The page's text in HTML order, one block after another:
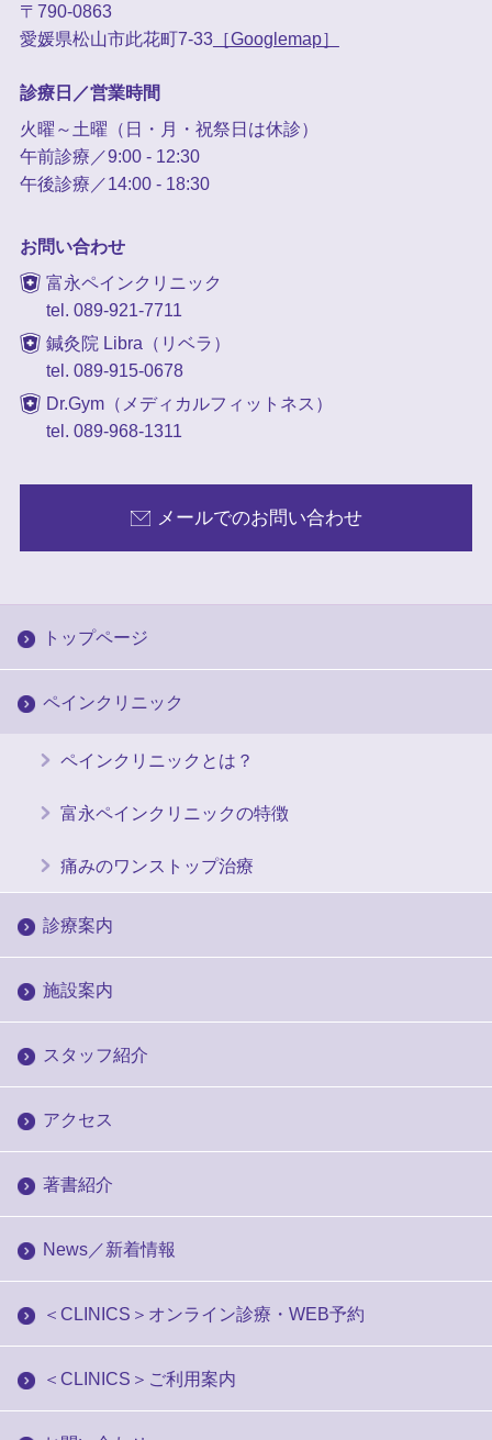
〒790-0863
愛媛県松山市此花町7-33［Googlemap］
診療日／営業時間
火曜～土曜（日・月・祝祭日は休診）
午前診療／9:00 - 12:30
午後診療／14:00 - 18:30
お問い合わせ
富永ペインクリニック
tel. 089-921-7711
鍼灸院 Libra（リベラ）
tel. 089-915-0678
Dr.Gym（メディカルフィットネス）
tel. 089-968-1311
メールでのお問い合わせ
トップページ
ペインクリニック
ペインクリニックとは？
富永ペインクリニックの特徴
痛みのワンストップ治療
診療案内
施設案内
スタッフ紹介
アクセス
著書紹介
News／新着情報
＜CLINICS＞オンライン診療・WEB予約
＜CLINICS＞ご利用案内